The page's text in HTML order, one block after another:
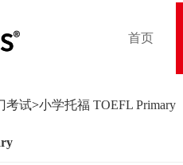
首页
考试>小学托福 TOEFL Primary